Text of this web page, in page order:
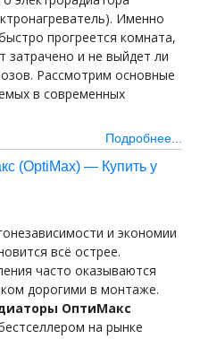
Именно
прогреется комната,
затрачено и не выйдет ли
Рассмотрим основные
в современных
Подробнее...
(OptiMax) — Купить у
и экономии
всё острее.
часто оказываются
дорогими в монтаже.
ОптиМакс
на рынке